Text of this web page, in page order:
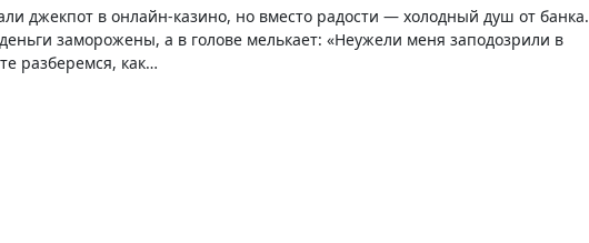
джекпот в онлайн-казино, но вместо радости — холодный душ от банка.
заморожены, а в голове мелькает: «Неужели меня заподозрили в
разберемся, как…